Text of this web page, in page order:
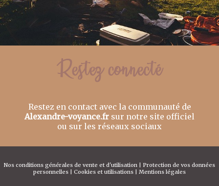
Restez en contact avec la communauté de
Alexandre-voyance.fr sur notre site officiel
ou sur les réseaux sociaux
Nos conditions générales de vente et d'utilisation | Protection de vos données
personnelles | Cookies et utilisations | Mentions légales